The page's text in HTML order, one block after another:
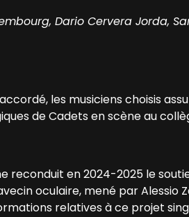
Dario Cervera Jorda,
les musiciens choisis
de Cadets en scène au
reconduit en 2024-2025 le
oculaire, mené par Alessio
relatives à ce projet